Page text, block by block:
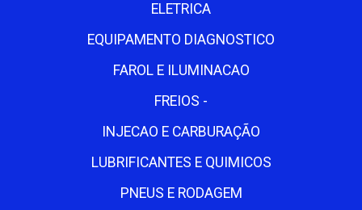
ELETRICA
EQUIPAMENTO DIAGNOSTICO
FAROL E ILUMINACAO
FREIOS -
INJECAO E CARBURAÇÃO
LUBRIFICANTES E QUIMICOS
PNEUS E RODAGEM